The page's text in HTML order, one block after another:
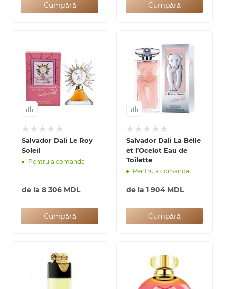
Cumpără Cumpără
Salvador Dali Le Roy
Soleil
Pentru a comanda
de la 8 306 MDL
Cumpără
Salvador Dali La Belle
et l’Ocelot Eau de
Toilette
Pentru a comanda
de la 1 904 MDL
Cumpără